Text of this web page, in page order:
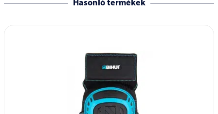
Hasonló termékek